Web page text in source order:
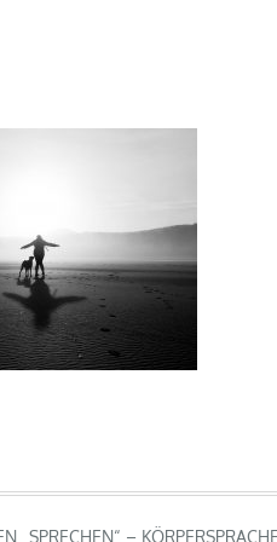
„SPRECHEN“ –